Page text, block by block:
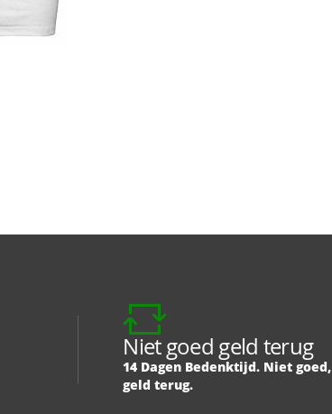
Niet goed geld terug
14 Dagen Bedenktijd. Niet goed,
geld terug.